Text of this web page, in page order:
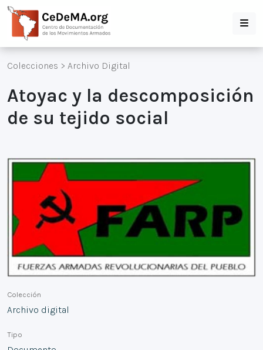
Colecciones > Archivo Digital
Atoyac y la descomposición
de su tejido social
Colección
Archivo digital
Tipo